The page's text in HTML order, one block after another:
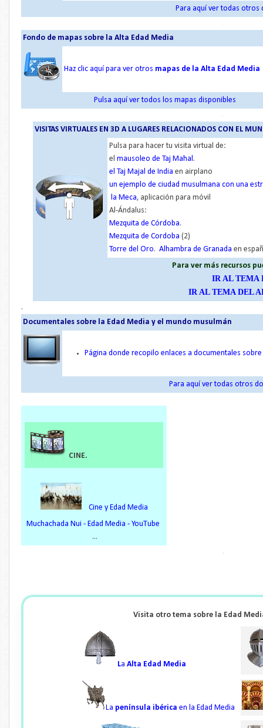
Para aquí ver todas otros
Fondo de mapas sobre la Alta Edad Media
Haz clic aquí para ver otros mapas de la Alta Edad Media
Pulsa aquí ver todos los mapas disponibles
VISITAS VIRTUALES EN 3D A LUGARES RELACIONADOS CON EL
Pulsa para hacer tu visita virtual de:
el mausoleo de Taj Mahal .
el Taj Majal de India en airplano
un ejemplo de ciudad musulmana con una
la Meca, aplicación para móvil
Al-Ándalus:
Mezquita de Córdoba.
Mezquita de Cordoba (2)
Torre del Oro. Alhambra de Granada en
Para ver más recursos
IR AL TEMA
IR AL TEMA DEL
.
Documentales sobre la Edad Media y el mundo musulmán
Página donde recopilo enlaces a documentales
Para aquí ver todas otros
CINE.
Cine y Edad Media
Muchachada Nui - Edad Media - YouTube
...
.
Visita otro tema sobre la Edad
La Alta Edad Media
La península ibérica en la Edad Media